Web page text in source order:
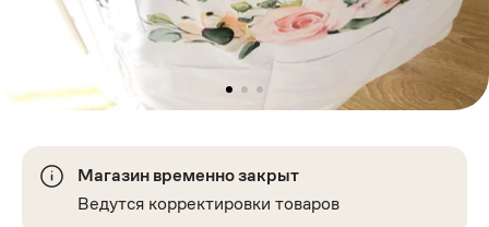
Магазин временно закрыт
Ведутся корректировки товаров